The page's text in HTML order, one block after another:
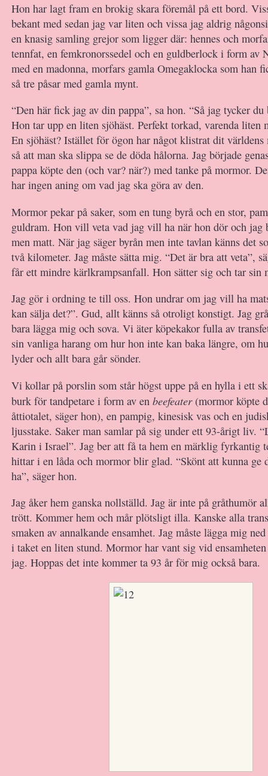
Hon har lagt fram en brokig skara föremål på ett bord.
bekant med sedan jag var liten och vissa jag aldrig
en knasig samling grejor som ligger där: hennes och
tennfat, en femkronorssedel och en guldberlock i form av
med en madonna, morfars gamla Omegaklocka som han
så tre påsar med gamla mynt.
“Den här fick jag av din pappa”, sa hon. “Så jag tycker du
Hon tar upp en liten sjöhäst. Perfekt torkad, varenda
En sjöhäst? Istället för ögon har något klistrat dit världens
så att man ska slippa se de döda hålorna. Jag började
pappa köpte den (och var? när?) med tanke på mormor.
har ingen aning om vad jag ska göra av den.
Mormor pekar på saker, som en tung byrå och en stor,
guldram. Hon vill veta vad jag vill ha när hon dör och jag
men matt. När jag säger byrån men inte tavlan känns det
två kilometer. Jag måste sätta mig. “Det är bra att veta”,
får ett mindre kärlkrampsanfall. Hon sätter sig och tar sin
Jag gör i ordning te till oss. Hon undrar om jag vill ha
kan sälja det?”. Gud, allt känns så otroligt konstigt. Jag
bara lägga mig och sova. Vi äter köpekakor fulla av
sin vanliga harang om hur hon inte kan baka längre, om
lyder och allt bara går sönder.
Vi kollar på porslin som står högst uppe på en hylla i ett
burk för tandpetare i form av en beefeater (mormor köpte
åttiotalet, säger hon), en pampig, kinesisk vas och en
ljusstake. Saker man samlar på sig under ett 93-årigt liv.
Karin i Israel”. Jag ber att få ta hem en märklig fyrkantig
hittar i en låda och mormor blir glad. “Skönt att kunna ge
ha”, säger hon.
Jag åker hem ganska nollställd. Jag är inte på gråthumör
trött. Kommer hem och mår plötsligt illa. Kanske alla
smaken av annalkande ensamhet. Jag måste lägga mig
i taket en liten stund. Mormor har vant sig vid
jag. Hoppas det inte kommer ta 93 år för mig också bara.